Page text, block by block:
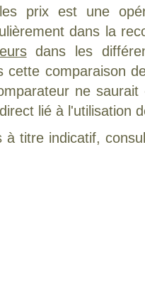
prix est une
dans la
dans les
cette comparaison
ne
lié à l'utilisation
à titre indicatif,